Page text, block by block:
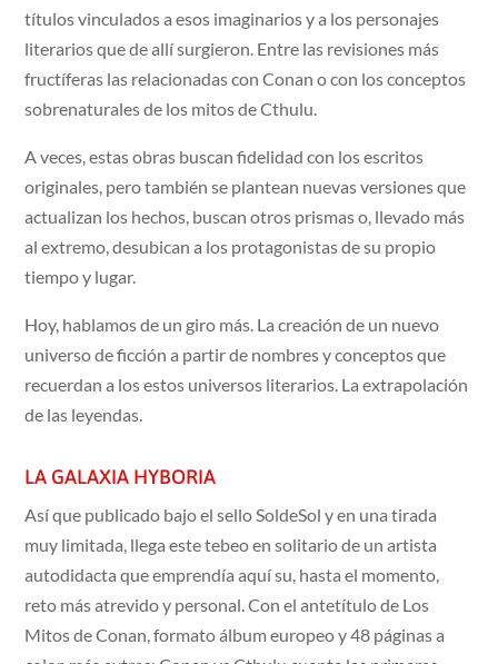
títulos vinculados a esos imaginarios y a los personajes
literarios que de allí surgieron. Entre las revisiones más
fructíferas las relacionadas con Conan o con los conceptos
sobrenaturales de los mitos de Cthulu.
A veces, estas obras buscan fidelidad con los escritos
originales, pero también se plantean nuevas versiones que
actualizan los hechos, buscan otros prismas o, llevado más
al extremo, desubican a los protagonistas de su propio
tiempo y lugar.
Hoy, hablamos de un giro más. La creación de un nuevo
universo de ficción a partir de nombres y conceptos que
recuerdan a los estos universos literarios. La extrapolación
de las leyendas.
LA GALAXIA HYBORIA
Así que publicado bajo el sello SoldeSol y en una tirada
muy limitada, llega este tebeo en solitario de un artista
autodidacta que emprendía aquí su, hasta el momento,
reto más atrevido y personal. Con el antetítulo de Los
Mitos de Conan, formato álbum europeo y 48 páginas a